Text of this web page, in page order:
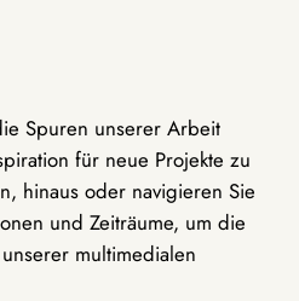
Spuren unserer Arbeit
für neue Projekte zu
hinaus oder navigieren Sie
und Zeiträume, um die
multimedialen